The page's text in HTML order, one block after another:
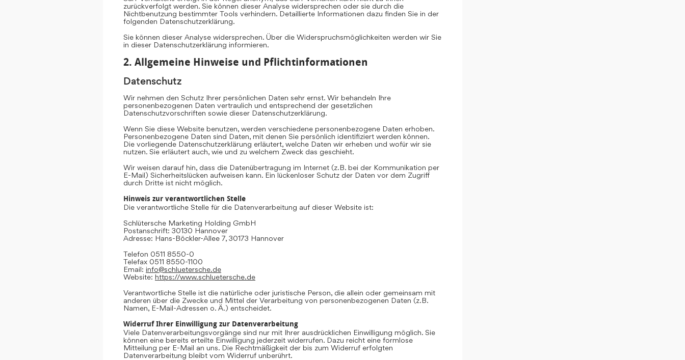
zurückverfolgt werden. Sie können dieser Analyse widersprechen oder sie durch die
Nichtbenutzung bestimmter Tools verhindern. Detaillierte Informationen dazu finden Sie in der
folgenden Datenschutzerklärung.
Sie können dieser Analyse widersprechen. Über die Widerspruchsmöglichkeiten werden wir Sie
in dieser Datenschutzerklärung informieren.
2. Allgemeine Hinweise und Pflichtinformationen
Datenschutz
Wir nehmen den Schutz Ihrer persönlichen Daten sehr ernst. Wir behandeln Ihre
personenbezogenen Daten vertraulich und entsprechend der gesetzlichen
Datenschutzvorschriften sowie dieser Datenschutzerklärung.
Wenn Sie diese Website benutzen, werden verschiedene personenbezogene Daten erhoben.
Personenbezogene Daten sind Daten, mit denen Sie persönlich identifiziert werden können.
Die vorliegende Datenschutzerklärung erläutert, welche Daten wir erheben und wofür wir sie
nutzen. Sie erläutert auch, wie und zu welchem Zweck das geschieht.
Wir weisen darauf hin, dass die Datenübertragung im Internet (z.B. bei der Kommunikation per
E-Mail) Sicherheitslücken aufweisen kann. Ein lückenloser Schutz der Daten vor dem Zugriff
durch Dritte ist nicht möglich.
Hinweis zur verantwortlichen Stelle
Die verantwortliche Stelle für die Datenverarbeitung auf dieser Website ist:
Schlütersche Marketing Holding GmbH
Postanschrift: 30130 Hannover
Adresse: Hans-Böckler-Allee 7, 30173 Hannover
Telefon 0511 8550-0
Telefax 0511 8550-1100
Email: info@schluetersche.de
Website: https://www.schluetersche.de
Verantwortliche Stelle ist die natürliche oder juristische Person, die allein oder gemeinsam mit
anderen über die Zwecke und Mittel der Verarbeitung von personenbezogenen Daten (z.B.
Namen, E-Mail-Adressen o. Ä.) entscheidet.
Widerruf Ihrer Einwilligung zur Datenverarbeitung
Viele Datenverarbeitungsvorgänge sind nur mit Ihrer ausdrücklichen Einwilligung möglich. Sie
können eine bereits erteilte Einwilligung jederzeit widerrufen. Dazu reicht eine formlose
Mitteilung per E-Mail an uns. Die Rechtmäßigkeit der bis zum Widerruf erfolgten
Datenverarbeitung bleibt vom Widerruf unberührt.